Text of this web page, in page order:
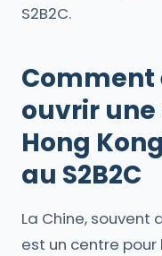
S2B2C.
Comment
ouvrir
Hong
au S2B2C
La Chine, souvent
est un centre